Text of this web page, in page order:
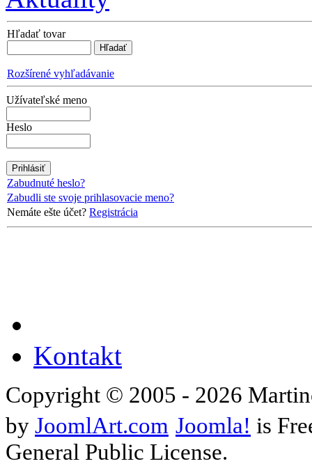
Hľadať tovar
Rozšírené vyhľadávanie
Užívateľské meno
Heslo
Zabudnuté heslo?
Zabudli ste svoje prihlasovacie meno?
Nemáte ešte účet? Registrácia
Kontakt
Copyright © 2005 - 2026
by JoomlArt.com Joomla! is
General Public License.